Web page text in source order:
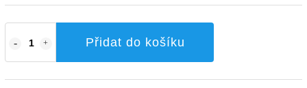
Přidat do košíku